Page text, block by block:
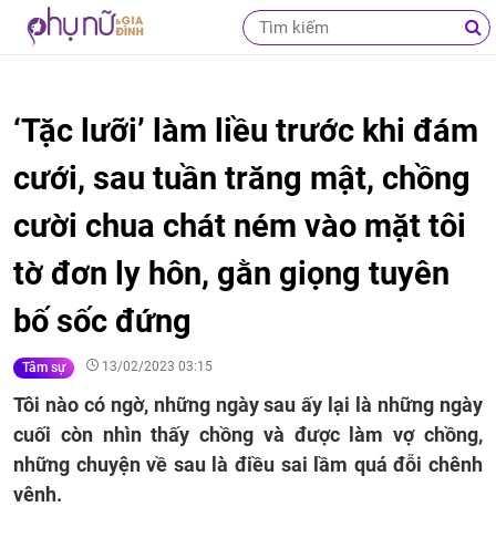
‘Tặc lưỡi’ làm liều trước khi đám
cưới, sau tuần trăng mật, chồng
cười chua chát ném vào mặt tôi
tờ đơn ly hôn, gằn giọng tuyên
bố sốc đứng
Tâm sự 13/02/2023 03:15
Tôi nào có ngờ, những ngày sau ấy lại là những ngày
cuối còn nhìn thấy chồng và được làm vợ chồng,
những chuyện về sau là điều sai lầm quá đỗi chênh
vênh.